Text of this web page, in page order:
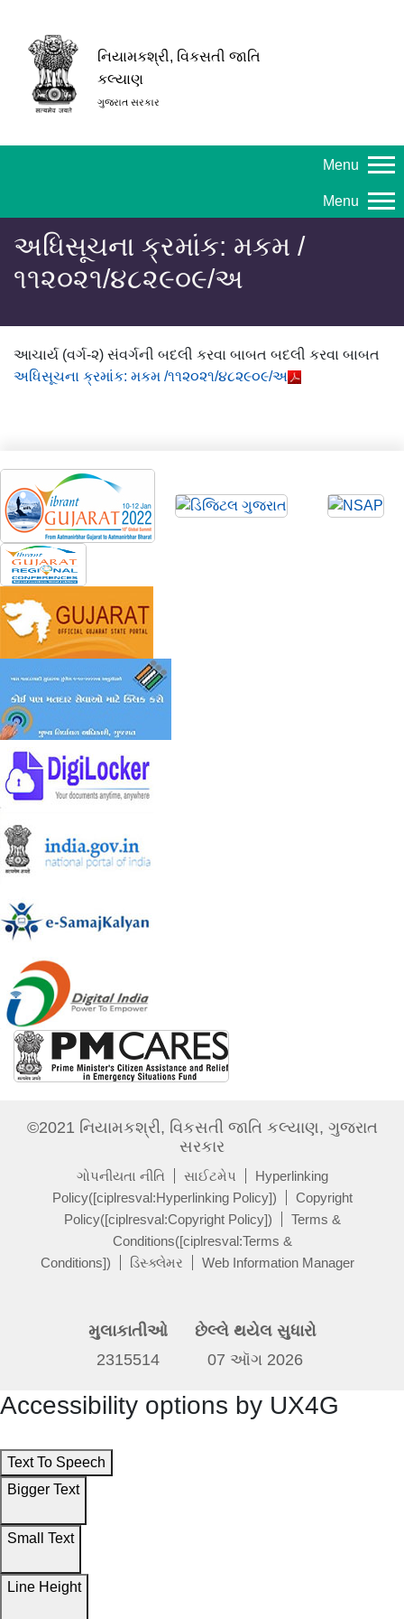
નિયામકશ્રી, વિકસતી જાતિ
કલ્યાણ
ગુજરાત સરકાર
Menu
Menu
અધિસૂચના ક્રમાંક: મકમ /
૧૧૨૦૨૧/૪૮૨૯૦૯/અ
આચાર્ય (વર્ગ-૨) સંવર્ગની બદલી કરવા બાબત બદલી કરવા બાબત
અધિસૂચના ક્રમાંક: મકમ /૧૧૨૦૨૧/૪૮૨૯૦૯/અ
©2021 નિયામકશ્રી, વિકસતી જાતિ કલ્યાણ, ગુજરાત
સરકાર
ગોપનીયતા નીતિ સાઈટમેપ
Hyperlinking
Policy([ciplresval:Hyperlinking Policy])
Copyright
Policy([ciplresval:Copyright Policy])
Terms &
Conditions([ciplresval:Terms &
Conditions])
ડિસ્ક્લેમર Web Information Manager
મુલાકાતીઓ
2315514
છેલ્લે થયેલ સુધારો
07 ઑગ 2026
Accessibility options by UX4G
Text To Speech
Bigger Text
Small Text
Line Height